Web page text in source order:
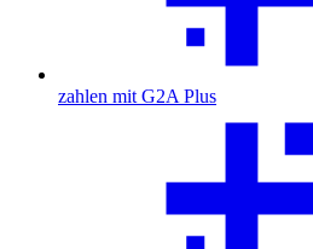
zahlen mit G2A Plus